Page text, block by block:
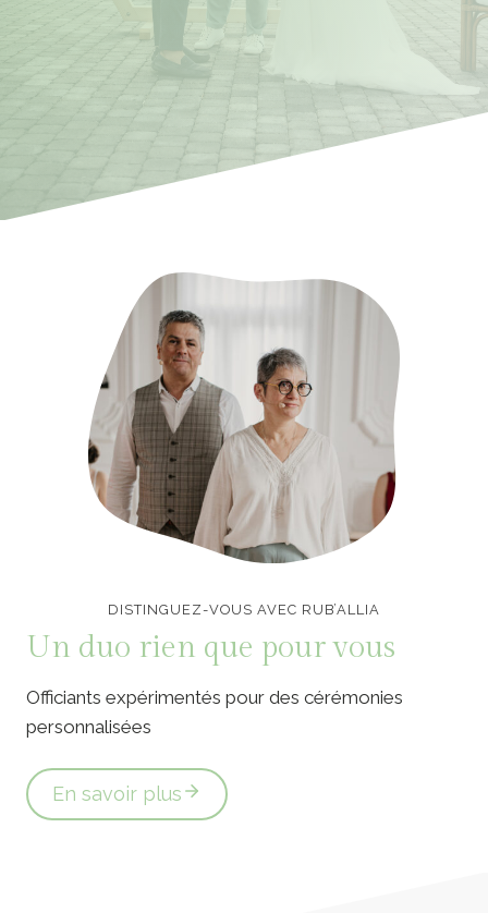
DISTINGUEZ-VOUS AVEC RUB’ALLIA
Un duo rien que pour vous
Officiants expérimentés pour des cérémonies
personnalisées
En savoir plus